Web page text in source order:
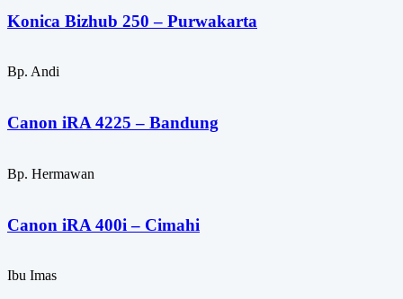
Konica Bizhub 250 – Purwakarta
Bp. Andi
Canon iRA 4225 – Bandung
Bp. Hermawan
Canon iRA 400i – Cimahi
Ibu Imas